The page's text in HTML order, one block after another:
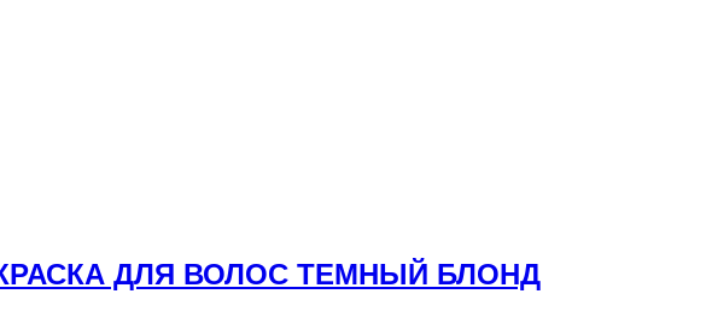
КРАСКА ДЛЯ ВОЛОС ТЕМНЫЙ БЛОНД